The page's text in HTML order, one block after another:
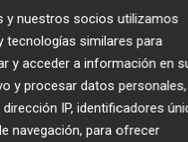
data 14 d'octubre de
de l'Ajuntament
de 2016.
l’àrea
y nuestros socios utilizamos
tecnologías similares para
y acceder a información en
y procesar datos personales,
IP, identificadores
navegación, para ofrecer